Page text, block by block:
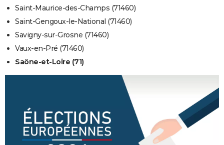
Saint-Maurice-des-Champs (71460)
Saint-Gengoux-le-National (71460)
Savigny-sur-Grosne (71460)
Vaux-en-Pré (71460)
Saône-et-Loire (71)